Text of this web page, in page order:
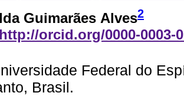
Guimarães Alves2
http://orcid.org/0000-0003-
Federal do
Brasil.